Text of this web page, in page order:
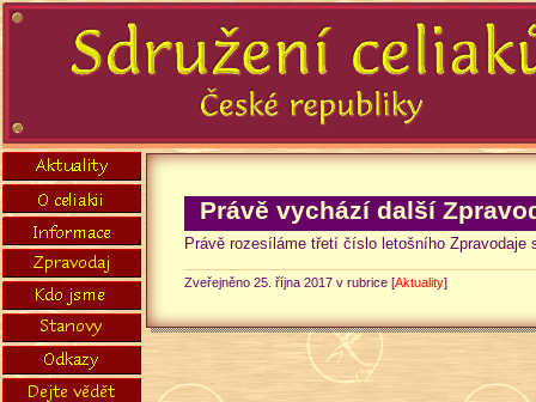
Právě vychází další
Právě rozesíláme třetí číslo letošního
Zveřejněno 25. října 2017 v rubrice [Aktuality]